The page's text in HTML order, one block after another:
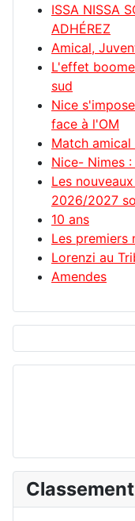
ISSA NISSA
ADHÉREZ
Amical,
L'effet
sud
Nice
face à l'OM
Match
Nice- Nimes
Les
2026/2027
10 ans
Les premiers
Lorenzi au
Amendes